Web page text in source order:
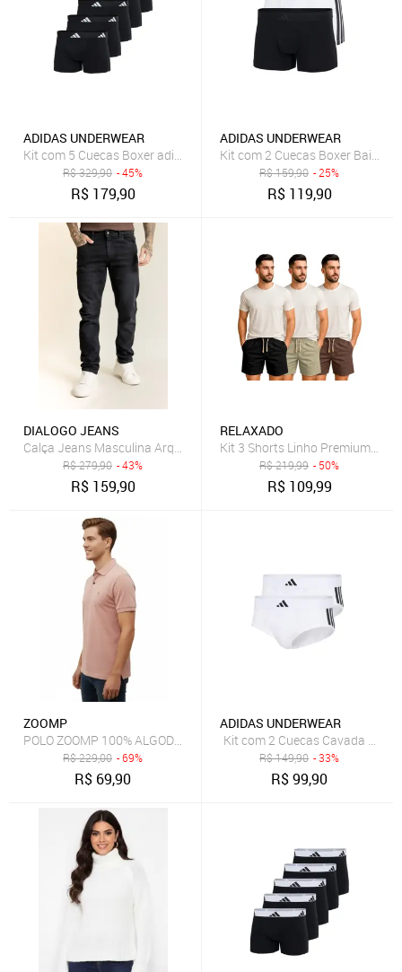
ADIDAS UNDERWEAR
Kit com 5 Cuecas Boxer adidas Underwear Preto
R$329,90 - 45%
R$ 179,90
ADIDAS UNDERWEAR
Kit com 2 Cuecas Boxer Baixa
R$159,90 - 25%
R$ 119,90
DIALOGO JEANS
Calça Jeans Masculina Arqueada Preta com Elastano Dialogo Preto
R$279,90 - 43%
R$ 159,90
RELAXADO
Kit 3 Shorts Linho Premium
R$219,99 - 50%
R$ 109,99
ZOOMP
POLO ZOOMP 100% ALGODÃO
R$229,00 - 69%
R$ 69,90
ADIDAS UNDERWEAR
Kit com 2 Cuecas Cavada
R$149,90 - 33%
R$99,90